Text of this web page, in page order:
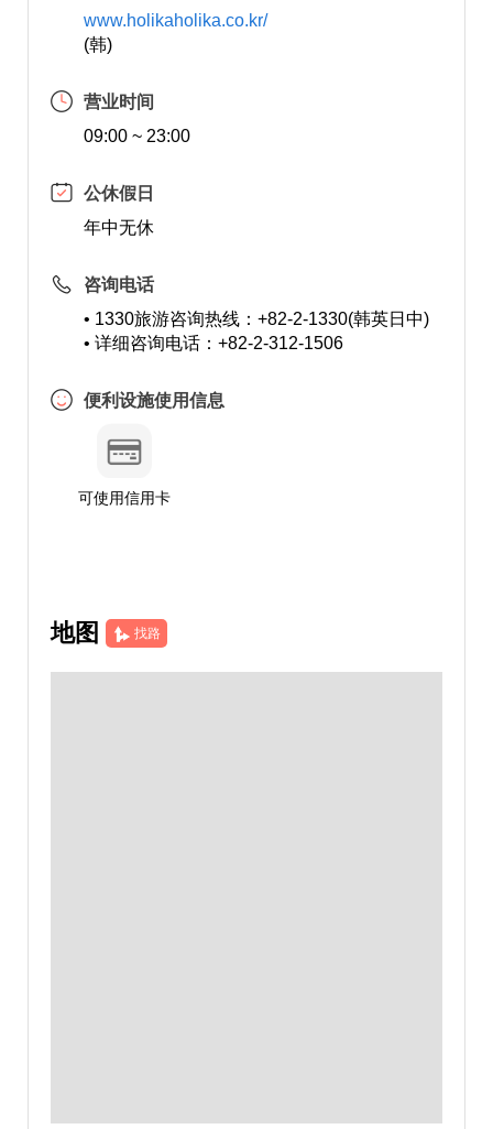
www.holikaholika.co.kr/
(韩)
营业时间
09:00 ~ 23:00
公休假日
年中无休
咨询电话
• 1330旅游咨询热线：+82-2-1330(韩英日中)
• 详细咨询电话：+82-2-312-1506
便利设施使用信息
可使用信用卡
地图 找路